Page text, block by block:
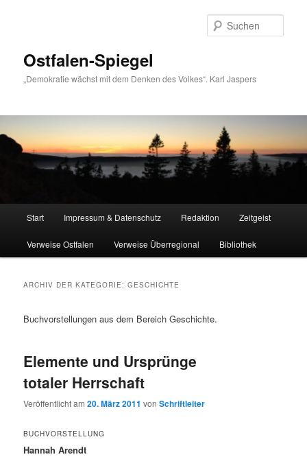
Ostfalen-Spiegel
„Demokratie wächst mit dem Denken des Volkes“. Karl Jaspers
Start Impressum & Datenschutz Redaktion Zeitgeist
Verweise Ostfalen Verweise Überregional Bibliothek
ARCHIV DER KATEGORIE:GESCHICHTE
Buchvorstellungen aus dem Bereich Geschichte.
Elemente und Ursprünge
totaler Herrschaft
Veröffentlicht am20. März 2011 vonSchriftleiter
BUCHVORSTELLUNG
Hannah Arendt